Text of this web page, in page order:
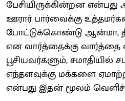
பேசியிருக்கின்றன என்பது
ஊரார் பார்வைக்கு
போட்டுக்கொண்டு ஆன்மா,
என வார்த்தைக்கு
பூசியவர்களும்,
எந்தளவுக்கு மக்களை
என்பது இதன் மூலம்